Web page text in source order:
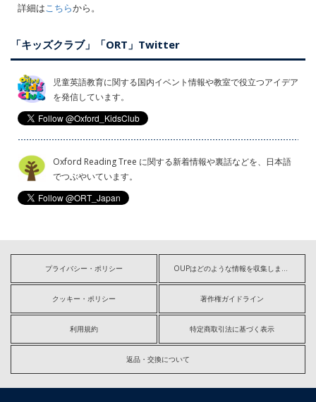
詳細はこちらから。
「キッズクラブ」「ORT」Twitter
児童英語教育に関する国内イベント情報や教室で役立つアイデア
を発信しています。
Oxford Reading Tree に関する新着情報や裏話などを、日本語
でつぶやいています。
プライバシー・ポリシー OUPはどのような情報を収集しますか?
クッキー・ポリシー 著作権ガイドライン
利用規約 特定商取引法に基づく表示
返品・交換について